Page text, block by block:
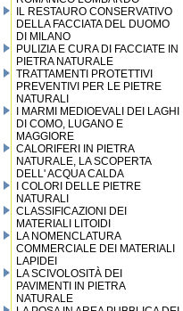
IL RESTAURO CONSERVATIVO
DELLA FACCIATA DEL DUOMO
DI MILANO
PULIZIA E CURA DI FACCIATE IN
PIETRA NATURALE
TRATTAMENTI PROTETTIVI
PREVENTIVI PER LE PIETRE
NATURALI
I MARMI MEDIOEVALI DEI LAGHI
DI COMO, LUGANO E
MAGGIORE
CALORIFERI IN PIETRA
NATURALE, LA SCOPERTA
DELL' ACQUA CALDA
I COLORI DELLE PIETRE
NATURALI
CLASSIFICAZIONI DEI
MATERIALI LITOIDI
LA NOMENCLATURA
COMMERCIALE DEI MATERIALI
LAPIDEI
LA SCIVOLOSITÀ DEI
PAVIMENTI IN PIETRA
NATURALE